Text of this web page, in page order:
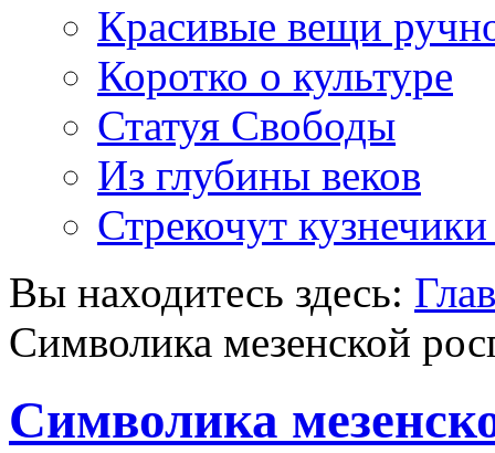
Красивые вещи
Коротко о культуре
Статуя Свободы
Из глубины веков
Стрекочут
Вы находитесь здесь:
Символика мезенской
Символика